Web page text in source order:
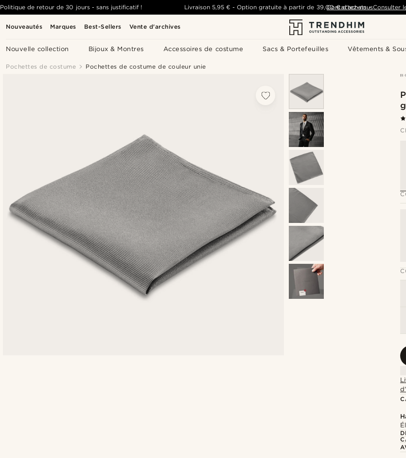
Nouveautés Marques Best-Sellers Vente d'archives
Nouvelle collection Bijoux & Montres Accessoires de costume Sacs & Portefeuilles Vêtements &
Politique de retour de 30 jours - sans justificatif ! Livraison 5,95 € -Option gratuite à partir de 39,00 € d'achats- Consulter
Contactez-nous
Pochettes de costume Pochettes de costume de couleur unie